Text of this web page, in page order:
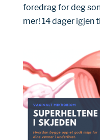
foredrag for deg
mer! 14 dager igjen